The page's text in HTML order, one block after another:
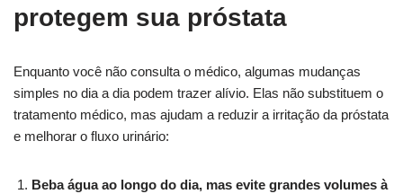
protegem sua próstata
Enquanto você não consulta o médico, algumas mudanças
simples no dia a dia podem trazer alívio. Elas não substituem o
tratamento médico, mas ajudam a reduzir a irritação da próstata
e melhorar o fluxo urinário:
Beba água ao longo do dia, mas evite grandes volumes à